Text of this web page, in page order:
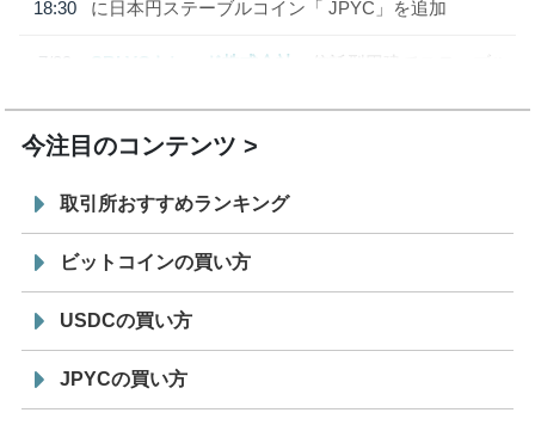
18:30 に日本円ステーブルコイン「 JPYC」を追加
7/29
SBI VCトレード株式会社
信託型円建てステーブル
今注目のコンテンツ
取引所おすすめランキング
ビットコインの買い方
USDCの買い方
JPYCの買い方